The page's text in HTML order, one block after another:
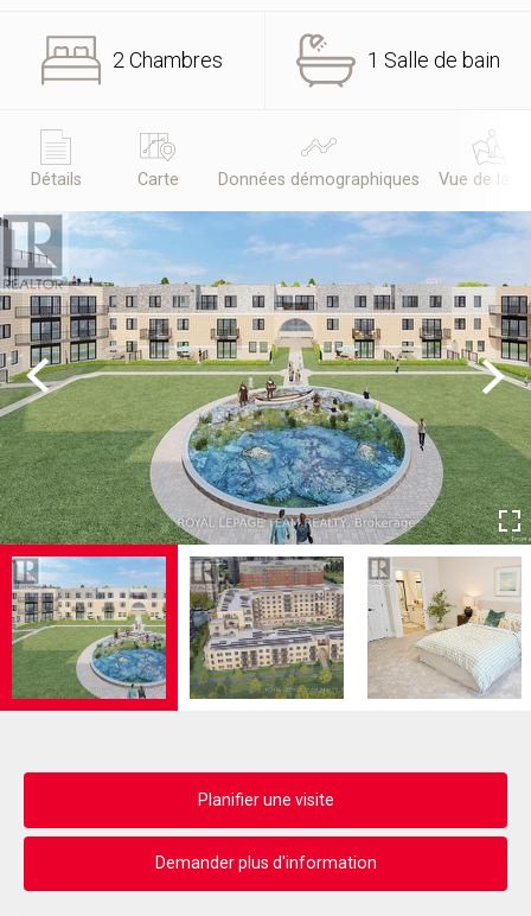
2 Chambres 1 Salle de bain
Détails Carte Données démographiques Vue de la
Previous Next
Planifier une visite
Demander plus d'information